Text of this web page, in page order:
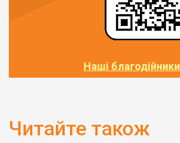
Наші благодійники
Читайте також